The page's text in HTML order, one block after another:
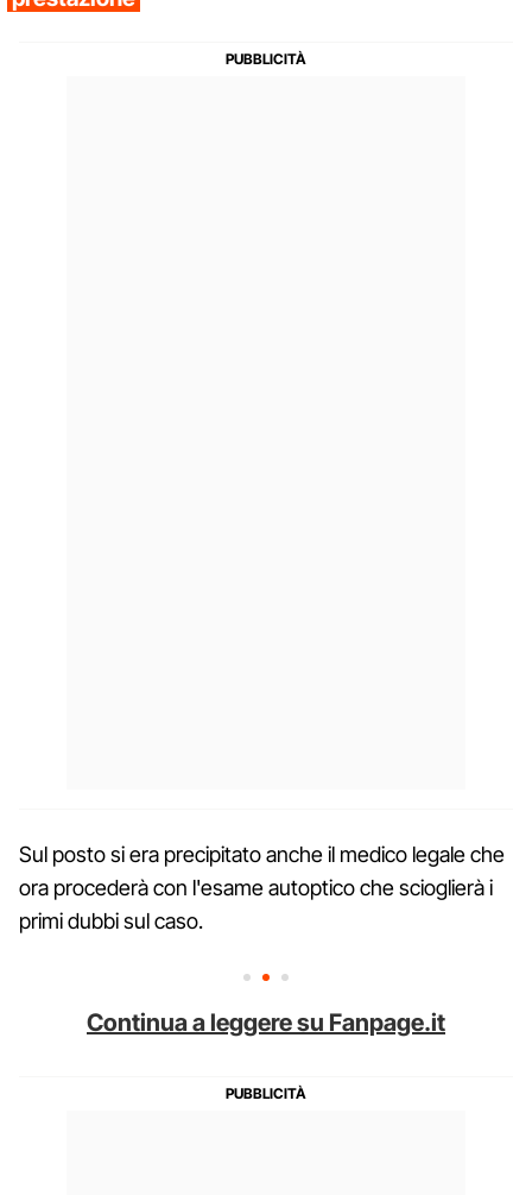
Sul posto si era precipitato anche il medico legale che
ora procederà con l'esame autoptico che scioglierà i
primi dubbi sul caso.
Continua a leggere su Fanpage.it